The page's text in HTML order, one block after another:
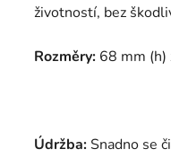
životností, bez
Rozměry: 68 mm
Údržba:Snadno se